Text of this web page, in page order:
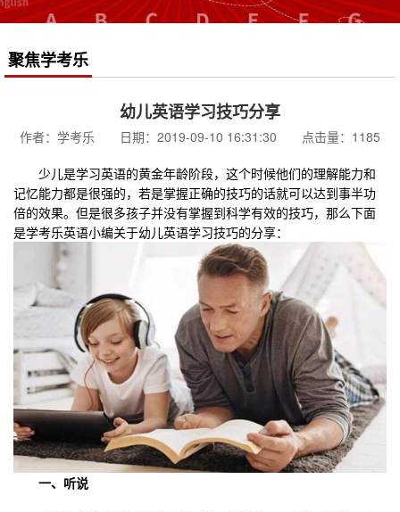
聚焦学考乐
幼儿英语学习技巧分享
作者：学考乐 日期：2019-09-10 16:31:30 点击量：1185
少儿是学习英语的黄金年龄阶段，这个时候他们的理解能力和
记忆能力都是很强的，若是掌握正确的技巧的话就可以达到事半功
倍的效果。但是很多孩子并没有掌握到科学有效的技巧，那么下面
是学考乐英语小编关于幼儿英语学习技巧的分享：
一、听说